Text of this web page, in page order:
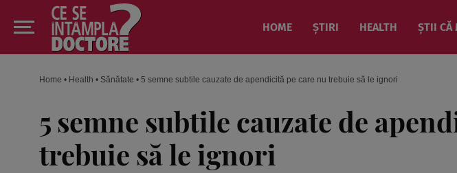
HOME ȘTIRI HEALTH ȘTII CĂ
Home • Health • Sănătate • 5 semne subtile cauzate de apendicită pe care nu trebuie să le ignori
5 semne subtile cauzate de
trebuie să le ignori